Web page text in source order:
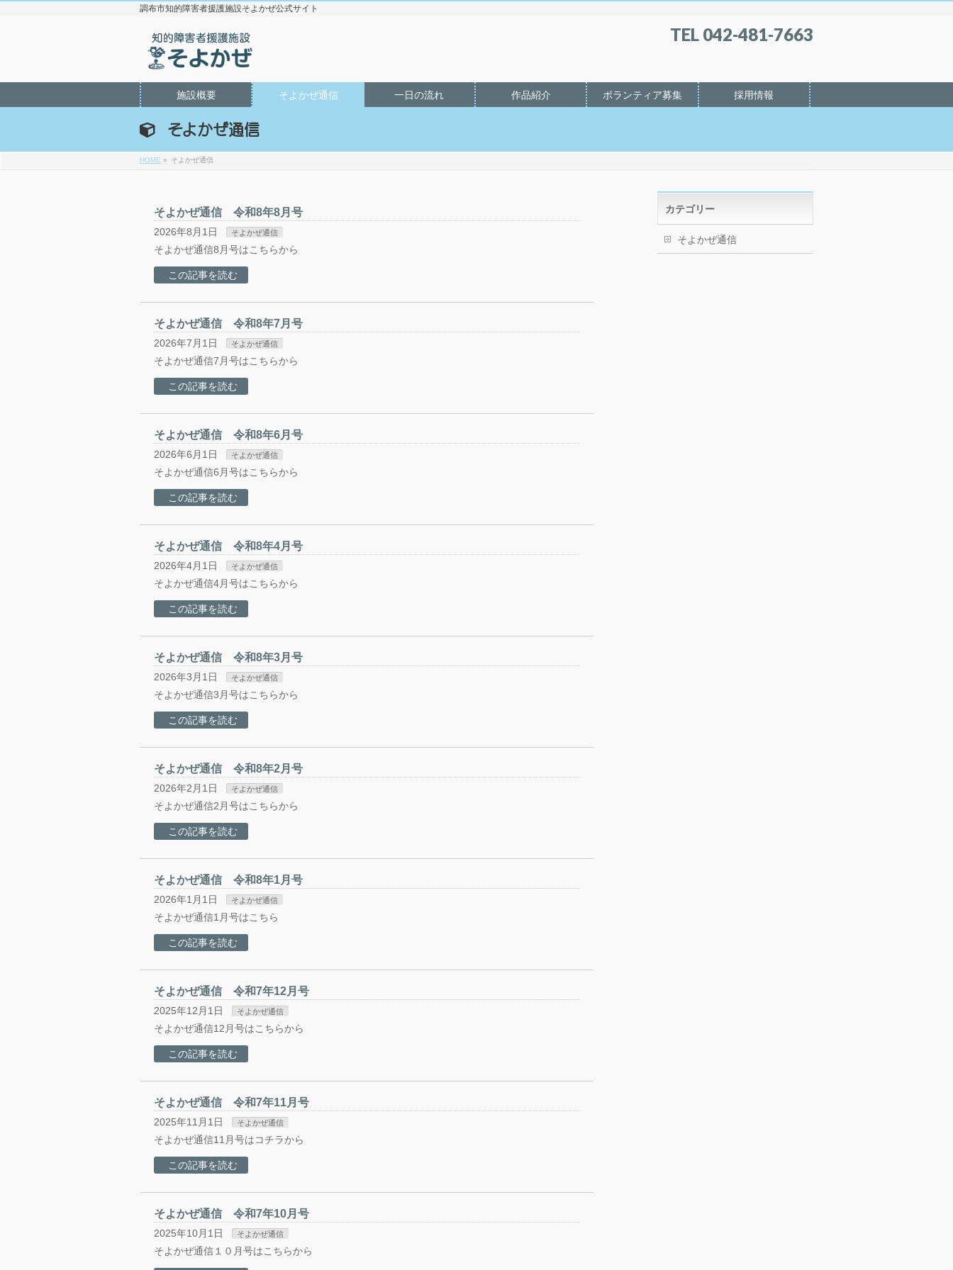
調布市知的障害者援護施設そよかぜ公式サイト
TEL 042-481-7663
施設概要 そよかぜ通信 一日の流れ 作品紹介 ボランティア募集 採用情報
そよかぜ通信
HOME » そよかぜ通信
そよかぜ通信 令和8年8月号
2026年8月1日 そよかぜ通信
そよかぜ通信8月号はこちらから
この記事を読む
そよかぜ通信 令和8年7月号
2026年7月1日 そよかぜ通信
そよかぜ通信7月号はこちらから
この記事を読む
そよかぜ通信 令和8年6月号
2026年6月1日 そよかぜ通信
そよかぜ通信6月号はこちらから
この記事を読む
そよかぜ通信 令和8年4月号
2026年4月1日 そよかぜ通信
そよかぜ通信4月号はこちらから
この記事を読む
そよかぜ通信 令和8年3月号
2026年3月1日 そよかぜ通信
そよかぜ通信3月号はこちらから
この記事を読む
そよかぜ通信 令和8年2月号
2026年2月1日 そよかぜ通信
そよかぜ通信2月号はこちらから
この記事を読む
そよかぜ通信 令和8年1月号
2026年1月1日 そよかぜ通信
そよかぜ通信1月号はこちら
この記事を読む
そよかぜ通信 令和7年12月号
2025年12月1日 そよかぜ通信
そよかぜ通信12月号はこちらから
この記事を読む
そよかぜ通信 令和7年11月号
2025年11月1日 そよかぜ通信
そよかぜ通信11月号はコチラから
この記事を読む
そよかぜ通信 令和7年10月号
2025年10月1日 そよかぜ通信
そよかぜ通信１０月号はこちらから
カテゴリー
そよかぜ通信